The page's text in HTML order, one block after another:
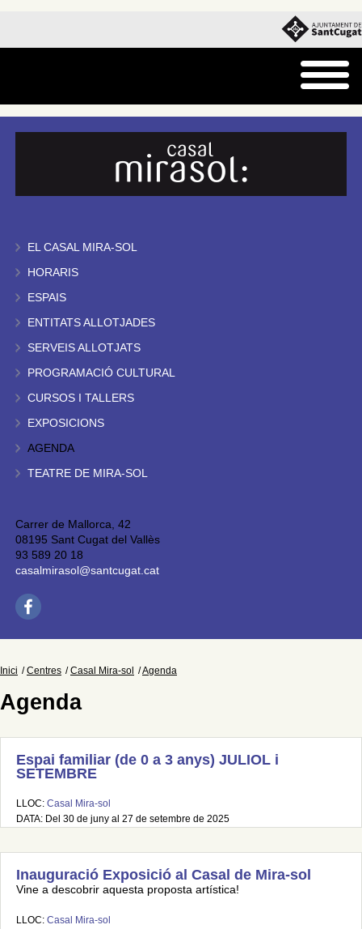
EL CASAL MIRA-SOL
HORARIS
ESPAIS
ENTITATS ALLOTJADES
SERVEIS ALLOTJATS
PROGRAMACIÓ CULTURAL
CURSOS I TALLERS
EXPOSICIONS
AGENDA
TEATRE DE MIRA-SOL
Carrer de Mallorca, 42
08195 Sant Cugat del Vallès
93 589 20 18
casalmirasol@santcugat.cat
Inici Centres Casal Mira-sol Agenda
Agenda
Espai familiar (de 0 a 3 anys) JULIOL i
SETEMBRE
LLOC: Casal Mira-sol
DATA: Del 30 de juny al 27 de setembre de 2025
Inauguració Exposició al Casal de Mira-sol
Vine a descobrir aquesta proposta artística!
LLOC: Casal Mira-sol